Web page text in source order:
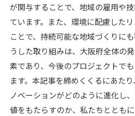
像
リノベーションが変える
ル
大阪府のリノベーション
間の可能性
新しい住まい方を提案す
ション
が関与することで、地域の雇用や
ています。また、環境に配慮した
ことで、持続可能な地域づくりに
うした取り組みは、大阪府全体の
素であり、今後のプロジェクトで
ます。本記事を締めくくるにあた
ノベーションがどのように進化し
値をもたらすのか、私たちととも